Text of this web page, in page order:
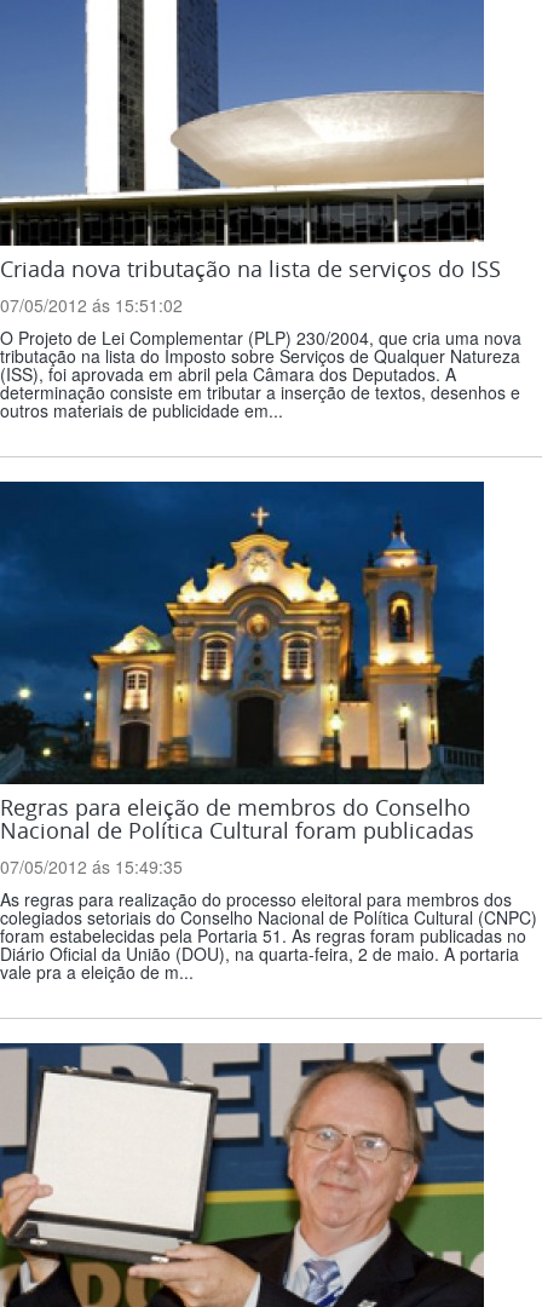
Criada nova tributação na lista de serviços do ISS
07/05/2012 ás 15:51:02
O Projeto de Lei Complementar (PLP) 230/2004, que cria uma nova
tributação na lista do Imposto sobre Serviços de Qualquer Natureza
(ISS), foi aprovada em abril pela Câmara dos Deputados. A
determinação consiste em tributar a inserção de textos, desenhos e
outros materiais de publicidade em...
Regras para eleição de membros do Conselho
Nacional de Política Cultural foram publicadas
07/05/2012 ás 15:49:35
As regras para realização do processo eleitoral para membros dos
colegiados setoriais do Conselho Nacional de Política Cultural (CNPC)
foram estabelecidas pela Portaria 51. As regras foram publicadas no
Diário Oficial da União (DOU), na quarta-feira, 2 de maio. A portaria
vale pra a eleição de m...